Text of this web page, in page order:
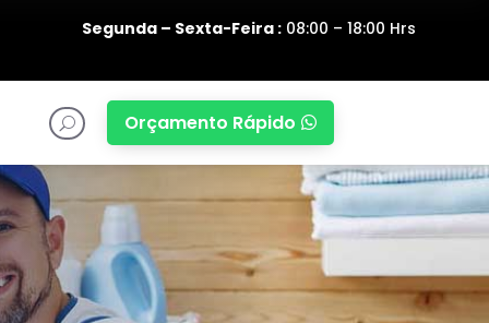
Segunda – Sexta-Feira :08:00 – 18:00 Hrs
U Orçamento Rápido 